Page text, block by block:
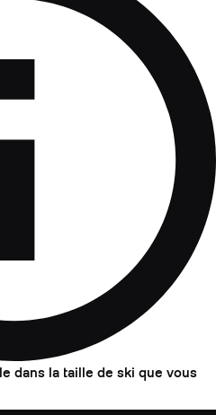
dans la taille de ski que vous